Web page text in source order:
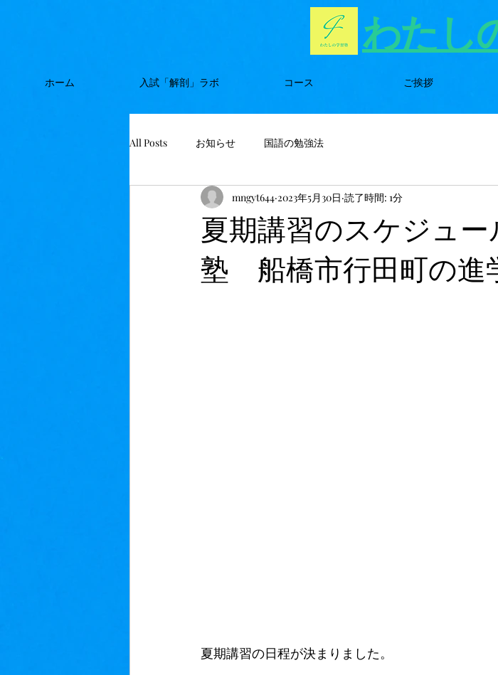
わたし
ホーム 入試「解剖」ラボ コース ご挨拶
All Posts お知らせ 国語の勉強法
夏期講習のスケジュ
塾 船橋市行田町の進
mngyt644 2023年5月30日 読了時間: 1分
夏期講習の日程が決まりました。